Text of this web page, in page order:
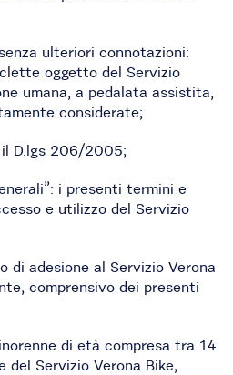
ulteriori connotazioni:
oggetto del Servizio
umana, a pedalata assistita,
considerate;
il D.lgs 206/2005;
i presenti termini e
e utilizzo del Servizio
di adesione al Servizio Verona
comprensivo dei presenti
di età compresa tra 14
del Servizio Verona Bike,